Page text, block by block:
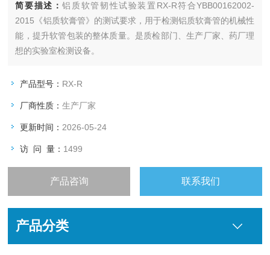
简要描述：铝质软管韧性试验装置RX-R符合YBB00162002-
2015《铝质软膏管》的测试要求，用于检测铝质软膏管的机械性
能，提升软管包装的整体质量。是质检部门、生产厂家、药厂理
想的实验室检测设备。
产品型号： RX-R
厂商性质：生产厂家
更新时间： 2026-05-24
访 问 量： 1499
产品咨询 联系我们
产品分类